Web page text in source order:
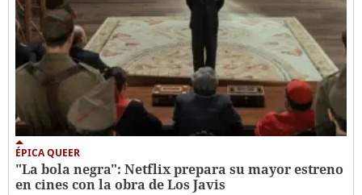
ÉPICA QUEER
"La bola negra": Netflix prepara su mayor estreno
en cines con la obra de Los Javis